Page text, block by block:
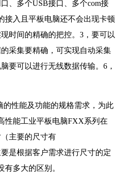
、多个USB接口、多个com接
接入且平板电脑还不会出现卡顿
时间的精确的把控。3，要可以
采集要精确，可实现自动采集
要可以进行无线数据传输。6，
性能及功能的规格需求，为此
性能工业平板电脑FXX系列在
主要的尺寸有
要是根据客户需求进行尺寸的定
多大的区别。